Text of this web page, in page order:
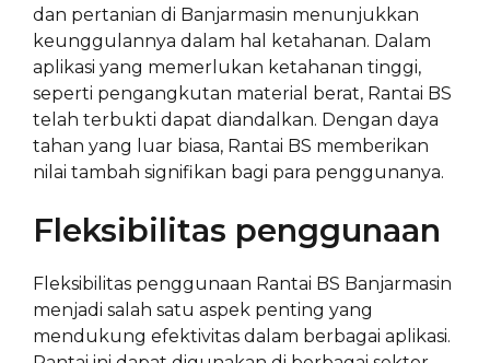
dan pertanian di Banjarmasin menunjukkan
keunggulannya dalam hal ketahanan. Dalam
aplikasi yang memerlukan ketahanan tinggi,
seperti pengangkutan material berat, Rantai BS
telah terbukti dapat diandalkan. Dengan daya
tahan yang luar biasa, Rantai BS memberikan
nilai tambah signifikan bagi para penggunanya.
Fleksibilitas penggunaan
Fleksibilitas penggunaan Rantai BS Banjarmasin
menjadi salah satu aspek penting yang
mendukung efektivitas dalam berbagai aplikasi.